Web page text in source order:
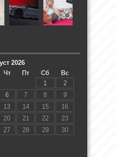
2026
Чт Пт Сб
Вс
1
2
6 7 8
9
13 14 15
16
20 21 22
23
27 28 29
30